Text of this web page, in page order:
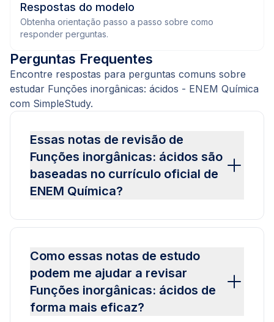
Respostas do modelo
Obtenha orientação passo a passo sobre como
responder perguntas.
Perguntas Frequentes
Encontre respostas para perguntas comuns sobre
estudar Funções inorgânicas: ácidos - ENEM Química
com SimpleStudy.
Essas notas de revisão de
Funções inorgânicas: ácidos são
baseadas no currículo oficial de
ENEM Química?
Como essas notas de estudo
podem me ajudar a revisar
Funções inorgânicas: ácidos de
forma mais eficaz?